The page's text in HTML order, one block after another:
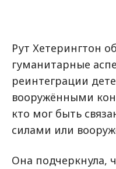
Рут Хетерингтон
гуманитарные
реинтеграции
вооружёнными
кто мог быть
силами или
Она подчеркнула,